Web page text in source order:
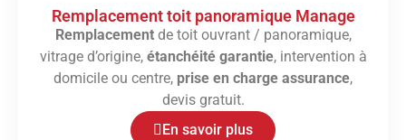
Remplacement toit panoramique Manage
Remplacementde toit ouvrant / panoramique,
vitrage d’origine, étanchéité garantie, intervention à
domicile ou centre, prise en charge assurance,
devis gratuit.
En savoir plus